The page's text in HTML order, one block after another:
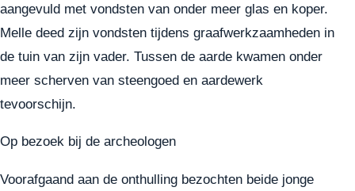
aangevuld met vondsten van onder meer glas en koper.
Melle deed zijn vondsten tijdens graafwerkzaamheden in
de tuin van zijn vader. Tussen de aarde kwamen onder
meer scherven van steengoed en aardewerk
tevoorschijn.
Op bezoek bij de archeologen
Voorafgaand aan de onthulling bezochten beide jonge